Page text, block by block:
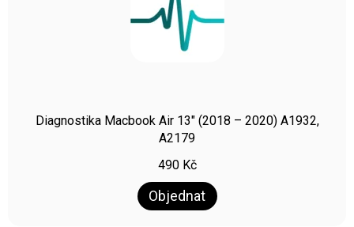
Diagnostika Macbook Air 13″ (2018 – 2020) A1932,
A2179
490 Kč
Objednat